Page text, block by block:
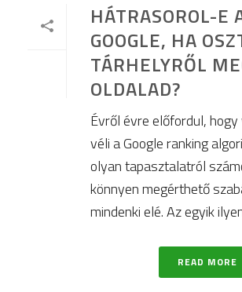
HÁTRASOROL-E
GOOGLE, HA
TÁRHELYRŐL
OLDALAD?
Évről évre előfordul,
véli a Google ranking
olyan tapasztalatról
könnyen megérthető
mindenki elé. Az egyik
READ MORE